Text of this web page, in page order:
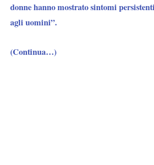
donne hanno mostrato sintomi
agli uomini”.
(Continua…)